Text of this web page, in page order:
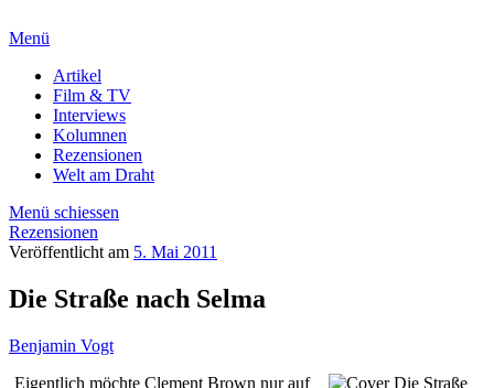
Menü
Artikel
Film & TV
Interviews
Kolumnen
Rezensionen
Welt am Draht
Menü schiessen
Rezensionen
Veröffentlicht am 5. Mai 2011
Die Straße nach Selma
Benjamin Vogt
Eigentlich möchte Clement Brown nur auf